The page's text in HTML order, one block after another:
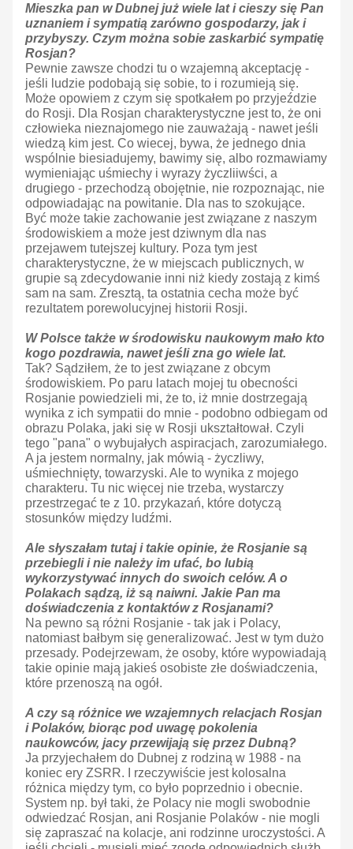
Mieszka pan w Dubnej już wiele lat i cieszy się Pan
uznaniem i sympatią zarówno gospodarzy, jak i
przybyszy. Czym można sobie zaskarbić sympatię
Rosjan?
Pewnie zawsze chodzi tu o wzajemną akceptację -
jeśli ludzie podobają się sobie, to i rozumieją się.
Może opowiem z czym się spotkałem po przyjeździe
do Rosji. Dla Rosjan charakterystyczne jest to, że oni
człowieka nieznajomego nie zauważają - nawet jeśli
wiedzą kim jest. Co wiecej, bywa, że jednego dnia
wspólnie biesiadujemy, bawimy się, albo rozmawiamy
wymieniając uśmiechy i wyrazy życzliiwści, a
drugiego - przechodzą obojętnie, nie rozpoznając, nie
odpowiadając na powitanie. Dla nas to szokujące.
Być może takie zachowanie jest związane z naszym
środowiskiem a może jest dziwnym dla nas
przejawem tutejszej kultury. Poza tym jest
charakterystyczne, że w miejscach publicznych, w
grupie są zdecydowanie inni niż kiedy zostają z kimś
sam na sam. Zresztą, ta ostatnia cecha może być
rezultatem porewolucyjnej historii Rosji.
W Polsce także w środowisku naukowym mało kto
kogo pozdrawia, nawet jeśli zna go wiele lat.
Tak? Sądziłem, że to jest związane z obcym
środowiskiem. Po paru latach mojej tu obecności
Rosjanie powiedzieli mi, że to, iż mnie dostrzegają
wynika z ich sympatii do mnie - podobno odbiegam od
obrazu Polaka, jaki się w Rosji ukształtował. Czyli
tego "pana" o wybujałych aspiracjach, zarozumiałego.
A ja jestem normalny, jak mówią - życzliwy,
uśmiechnięty, towarzyski. Ale to wynika z mojego
charakteru. Tu nic więcej nie trzeba, wystarczy
przestrzegać te z 10. przykazań, które dotyczą
stosunków między ludźmi.
Ale słyszałam tutaj i takie opinie, że Rosjanie są
przebiegli i nie należy im ufać, bo lubią
wykorzystywać innych do swoich celów. A o
Polakach sądzą, iż są naiwni. Jakie Pan ma
doświadczenia z kontaktów z Rosjanami?
Na pewno są różni Rosjanie - tak jak i Polacy,
natomiast bałbym się generalizować. Jest w tym dużo
przesady. Podejrzewam, że osoby, które wypowiadają
takie opinie mają jakieś osobiste złe doświadczenia,
które przenoszą na ogół.
A czy są różnice we wzajemnych relacjach Rosjan
i Polaków, biorąc pod uwagę pokolenia
naukowców, jacy przewijają się przez Dubną?
Ja przyjechałem do Dubnej z rodziną w 1988 - na
koniec ery ZSRR. I rzeczywiście jest kolosalna
różnica między tym, co było poprzednio i obecnie.
System np. był taki, że Polacy nie mogli swobodnie
odwiedzać Rosjan, ani Rosjanie Polaków - nie mogli
się zapraszać na kolacje, ani rodzinne uroczystości. A